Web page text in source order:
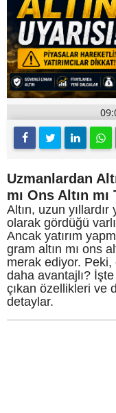
Uzmanlardan
mı Ons Altın
Altın, uzun yıllardır
olarak gördüğü
Ancak yatırım
gram altın mı ons
merak ediyor. Peki,
daha avantajlı?
çıkan özellikleri ve
detaylar.